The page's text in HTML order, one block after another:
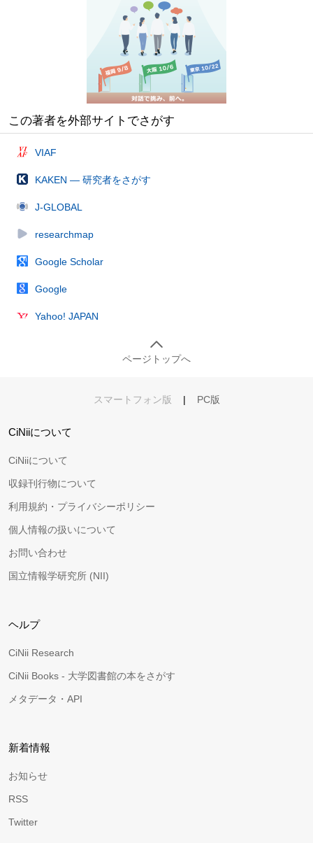
この著者を外部サイトでさがす
VIAF
KAKEN — 研究者をさがす
J-GLOBAL
researchmap
Google Scholar
Google
Yahoo! JAPAN
ページトップへ
スマートフォン版 | PC版
CiNiiについて
CiNiiについて
収録刊行物について
利用規約・プライバシーポリシー
個人情報の扱いについて
お問い合わせ
国立情報学研究所 (NII)
ヘルプ
CiNii Research
CiNii Books - 大学図書館の本をさがす
メタデータ・API
新着情報
お知らせ
RSS
Twitter